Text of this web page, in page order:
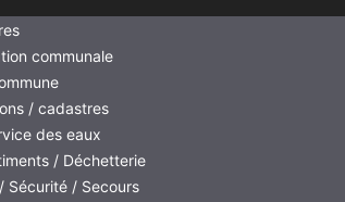
communale
/ cadastres
des eaux
/ Déchetterie
Sécurité / Secours